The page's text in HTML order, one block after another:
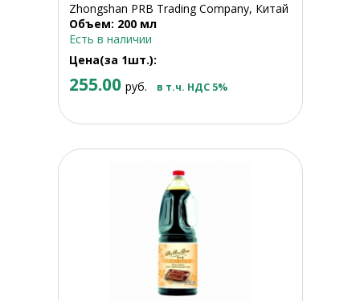
Zhongshan PRB Trading Company, Китай
Объем: 200 мл
Есть в наличии
Цена(за 1шт.):
255.00 руб. в т.ч. НДС 5%